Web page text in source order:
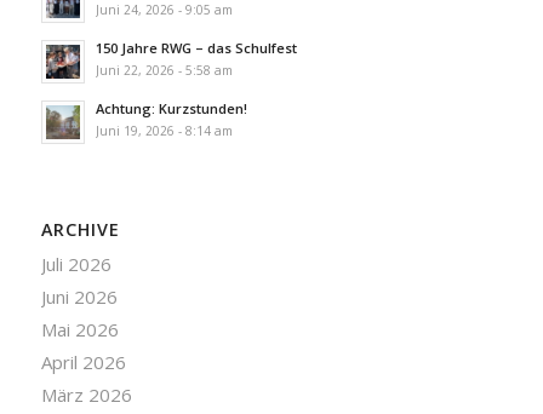
Juni 24, 2026 - 9:05 am
150 Jahre RWG – das Schulfest
Juni 22, 2026 - 5:58 am
Achtung: Kurzstunden!
Juni 19, 2026 - 8:14 am
ARCHIVE
Juli 2026
Juni 2026
Mai 2026
April 2026
März 2026